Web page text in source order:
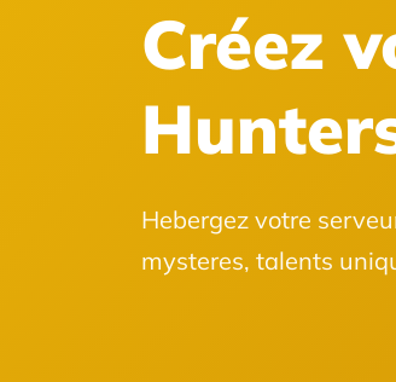
Créez
Hebergez votre
mysteres, talents